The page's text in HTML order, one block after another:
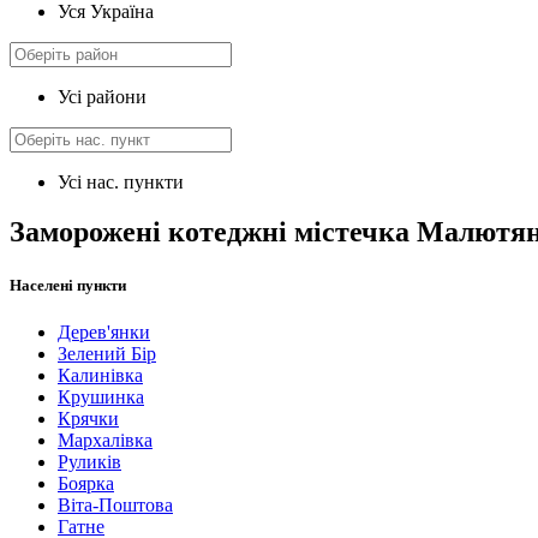
Уся Україна
Усі райони
Усі нас. пункти
Заморожені котеджні містечка
Населені пункти
Дерев'янки
Зелений Бір
Калинівка
Крушинка
Крячки
Мархалівка
Руликів
Боярка
Віта-Поштова
Гатне